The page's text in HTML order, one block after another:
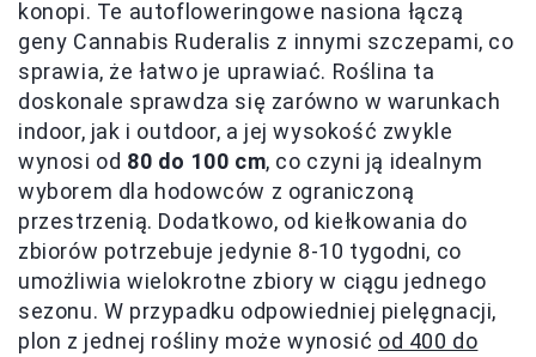
konopi. Te autofloweringowe nasiona łączą
geny Cannabis Ruderalis z innymi szczepami, co
sprawia, że łatwo je uprawiać. Roślina ta
doskonale sprawdza się zarówno w warunkach
indoor, jak i outdoor, a jej wysokość zwykle
wynosi od 80 do 100 cm, co czyni ją idealnym
wyborem dla hodowców z ograniczoną
przestrzenią. Dodatkowo, od kiełkowania do
zbiorów potrzebuje jedynie 8-10 tygodni, co
umożliwia wielokrotne zbiory w ciągu jednego
sezonu. W przypadku odpowiedniej pielęgnacji,
plon z jednej rośliny może wynosić od 400 do